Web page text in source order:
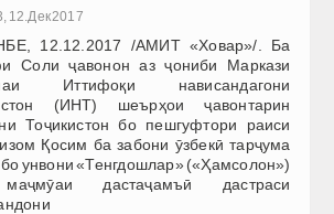
12.Дек 2017
12.12.2017 /АМИТ «Ховар»/. Ба
Соли ҷавонон аз ҷониби Маркази
Иттифоқи нависандагони
(ИНТ) шеърҳои ҷавонтарин
Тоҷикистон бо пешгуфтори раиси
Қосим ба забони ӯзбекӣ тарҷума
унвони «Тенгдошлар» («Ҳамсолон»)
дастаҷамъӣ дастраси